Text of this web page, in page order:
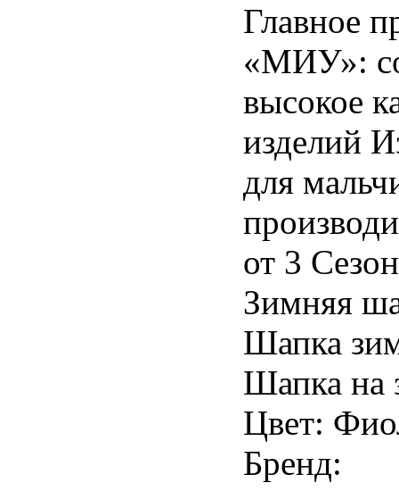
Главное
«МИУ»:
высокое
изделий
для
от 3
Зимняя
Шапка
Шапка на
Цвет:
Бренд: